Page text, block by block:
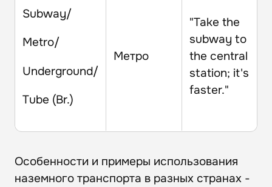
Subway/
Metro/
Underground/
Tube (Br.)
Метро
"Take the
subway to
the central
station; it's
faster."
Особенности и примеры использования
наземного транспорта в разных странах -